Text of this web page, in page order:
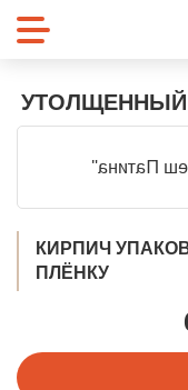
УТОЛЩЕННЫЙ
КИРПИЧ
ПЛЁНКУ